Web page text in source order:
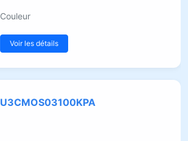
Couleur
Voir les détails
U3CMOS03100KPA